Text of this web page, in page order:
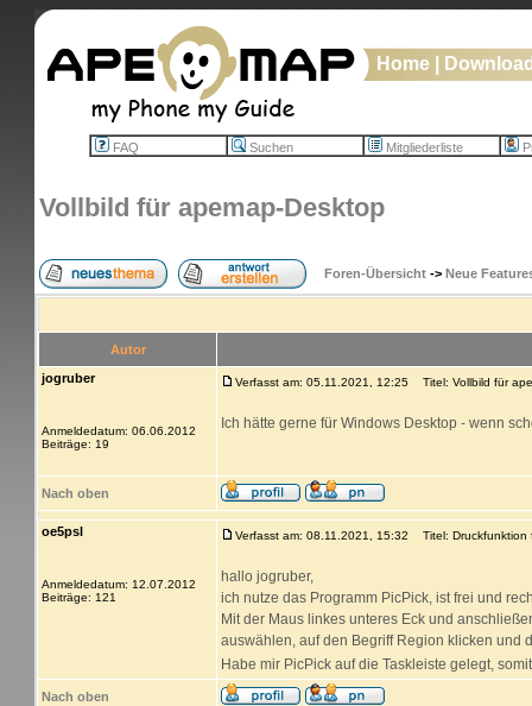
Home
FAQ Suchen Mitgliederliste
Vollbild für apemap-Desktop
Foren-Übersicht -> Neue
Autor
jogruber
Anmeldedatum: 06.06.2012
Beiträge: 19
Verfasst am: 05.11.2021, 12:25 Titel: Vollbild für
Ich hätte gerne für Windows Desktop - wenn
Nach oben
oe5psl
Anmeldedatum: 12.07.2012
Beiträge: 121
Verfasst am: 08.11.2021, 15:32 Titel: Druckfunktion
hallo jogruber,
ich nutze das Programm PicPick, ist frei und
Mit der Maus linkes unteres Eck und
auswählen, auf den Begriff Region klicken und
Habe mir PicPick auf die Taskleiste gelegt,
Nach oben